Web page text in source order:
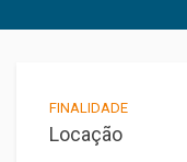
FINALIDADE
Locação